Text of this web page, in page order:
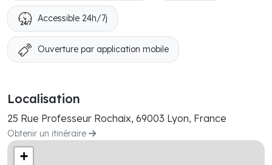
Accessible 24h/7j
Ouverture par application mobile
Localisation
25 Rue Professeur Rochaix, 69003 Lyon, France
Obtenir un itinéraire
+